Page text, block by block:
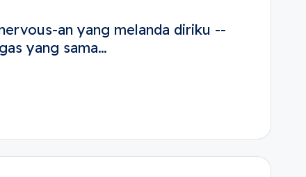
an yang melanda diriku --
yang sama…